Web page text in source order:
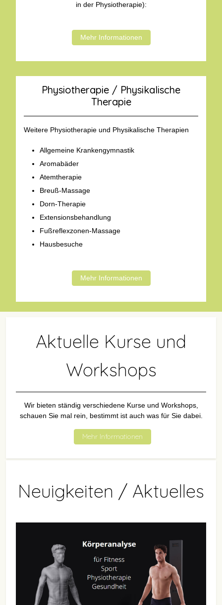
in der Physiotherapie):
Mehr Informationen
Physiotherapie / Physikalische
Therapie
Weitere Physiotherapie und Physikalische Therapien
Allgemeine Krankengymnastik
Aromabäder
Atemtherapie
Breuß-Massage
Dorn-Therapie
Extensionsbehandlung
Fußreflexzonen-Massage
Hausbesuche
Mehr Informationen
Aktuelle Kurse und
Workshops
Wir bieten ständig verschiedene Kurse und Workshops,
schauen Sie mal rein, bestimmt ist auch was für Sie dabei.
Mehr Informationen
Neuigkeiten / Aktuelles